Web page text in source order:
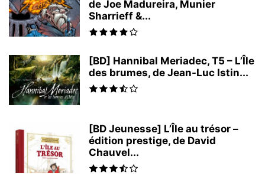
de Joe Madureira, Munier
Sharrieff &...
[BD] Hannibal Meriadec, T5 – L’Île
des brumes, de Jean-Luc Istin...
[BD Jeunesse] L’Île au trésor –
édition prestige, de David
Chauvel...